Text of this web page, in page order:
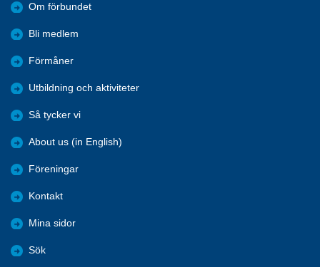
Om förbundet
Bli medlem
Förmåner
Utbildning och aktiviteter
Så tycker vi
About us (in English)
Föreningar
Kontakt
Mina sidor
Sök